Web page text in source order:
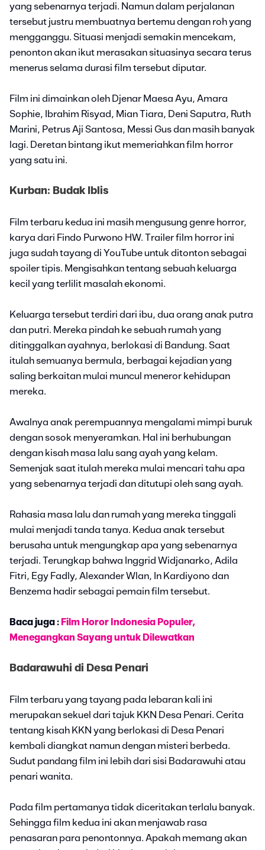
yang sebenarnya terjadi. Namun dalam perjalanan
tersebut justru membuatnya bertemu dengan roh yang
mengganggu. Situasi menjadi semakin mencekam,
penonton akan ikut merasakan situasinya secara terus
menerus selama durasi film tersebut diputar.
Film ini dimainkan oleh Djenar Maesa Ayu, Amara
Sophie, Ibrahim Risyad, Mian Tiara, Deni Saputra, Ruth
Marini, Petrus Aji Santosa, Messi Gus dan masih banyak
lagi. Deretan bintang ikut memeriahkan film horror
yang satu ini.
Kurban: Budak Iblis
Film terbaru kedua ini masih mengusung genre horror,
karya dari Findo Purwono HW. Trailer film horror ini
juga sudah tayang di YouTube untuk ditonton sebagai
spoiler tipis. Mengisahkan tentang sebuah keluarga
kecil yang terlilit masalah ekonomi.
Keluarga tersebut terdiri dari ibu, dua orang anak putra
dan putri. Mereka pindah ke sebuah rumah yang
ditinggalkan ayahnya, berlokasi di Bandung. Saat
itulah semuanya bermula, berbagai kejadian yang
saling berkaitan mulai muncul meneror kehidupan
mereka.
Awalnya anak perempuannya mengalami mimpi buruk
dengan sosok menyeramkan. Hal ini berhubungan
dengan kisah masa lalu sang ayah yang kelam.
Semenjak saat itulah mereka mulai mencari tahu apa
yang sebenarnya terjadi dan ditutupi oleh sang ayah.
Rahasia masa lalu dan rumah yang mereka tinggali
mulai menjadi tanda tanya. Kedua anak tersebut
berusaha untuk mengungkap apa yang sebenarnya
terjadi. Terungkap bahwa Inggrid Widjanarko, Adila
Fitri, Egy Fadly, Alexander Wlan, In Kardiyono dan
Benzema hadir sebagai pemain film tersebut.
Baca juga : Film Horor Indonesia Populer,
Menegangkan Sayang untuk Dilewatkan
Badarawuhi di Desa Penari
Film terbaru yang tayang pada lebaran kali ini
merupakan sekuel dari tajuk KKN Desa Penari. Cerita
tentang kisah KKN yang berlokasi di Desa Penari
kembali diangkat namun dengan misteri berbeda.
Sudut pandang film ini lebih dari sisi Badarawuhi atau
penari wanita.
Pada film pertamanya tidak diceritakan terlalu banyak.
Sehingga film kedua ini akan menjawab rasa
penasaran para penontonnya. Apakah memang akan